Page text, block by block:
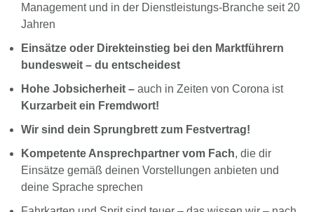
Management und in der Dienstleistungs-Branche seit 20
Jahren
Einsätze oder Direkteinstieg bei den Marktführern
bundesweit – du entscheidest
Hohe Jobsicherheit – auch in Zeiten von Corona ist
Kurzarbeit ein Fremdwort!
Wir sind dein Sprungbrett zum Festvertrag!
Kompetente Ansprechpartner vom Fach, die dir
Einsätze gemäß deinen Vorstellungen anbieten und
deine Sprache sprechen